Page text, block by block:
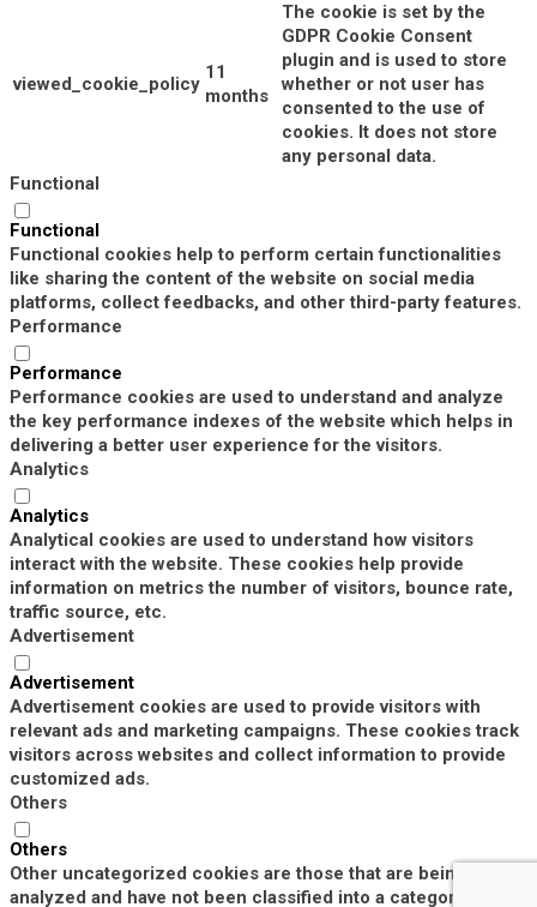
viewed_cookie_policy
11
months
The cookie is set by the
GDPR Cookie Consent
plugin and is used to store
whether or not user has
consented to the use of
cookies. It does not store
any personal data.
Functional
Functional
Functional cookies help to perform certain functionalities
like sharing the content of the website on social media
platforms, collect feedbacks, and other third-party features.
Performance
Performance
Performance cookies are used to understand and analyze
the key performance indexes of the website which helps in
delivering a better user experience for the visitors.
Analytics
Analytics
Analytical cookies are used to understand how visitors
interact with the website. These cookies help provide
information on metrics the number of visitors, bounce rate,
traffic source, etc.
Advertisement
Advertisement
Advertisement cookies are used to provide visitors with
relevant ads and marketing campaigns. These cookies track
visitors across websites and collect information to provide
customized ads.
Others
Others
Other uncategorized cookies are those that are being
analyzed and have not been classified into a category as yet.